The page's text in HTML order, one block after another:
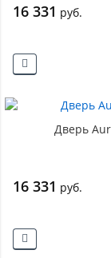
16 331 руб.
Дверь
16 331 руб.